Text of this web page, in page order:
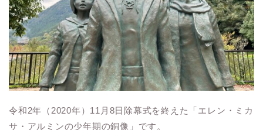
令和2年（2020年）11月8日除幕式を終えた「エレン・ミカ
サ・アルミンの少年期の銅像」です。